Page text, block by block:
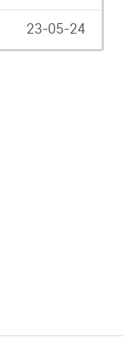
23-05-24